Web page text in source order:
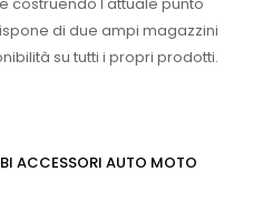
di due ampi magazzini
su tutti i propri prodotti.
ACCESSORI AUTO MOTO